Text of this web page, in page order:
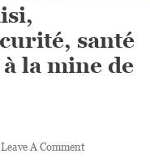
santé
la mine de
Leave A CommentOn